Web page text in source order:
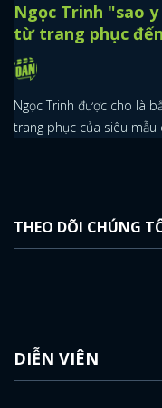
Ngọc Trinh "sao
từ trang phục
Ngọc Trinh được cho là
trang phục của siêu mẫu
THEO DÕI CHÚNG
DIỄN VIÊN